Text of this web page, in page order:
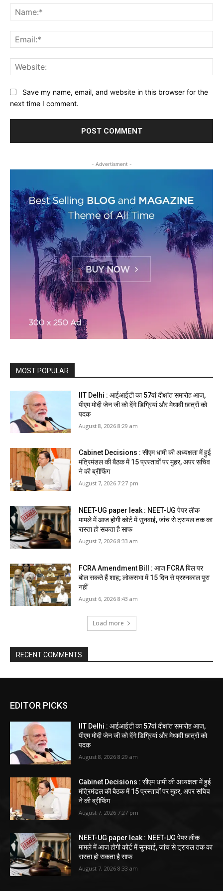
Save my name, email, and website in this browser for the
next time I comment.
- Advertisment -
MOST POPULAR
IIT Delhi : आईआईटी का 57वां दीक्षांत समारोह आज,
पीएम मोदी जेन जी को देंगे डिग्रियां और मेधावी छात्रों को
पदक
August 8, 2026 8:29 am
Cabinet Decisions : सीएम धामी की अध्यक्षता में हुई
मंत्रिमंडल की बैठक में 15 प्रस्तावों पर मुहर, अपर सचिव
ने की ब्रीफिंग
August 7, 2026 7:27 pm
NEET-UG paper leak : NEET-UG पेपर लीक
मामले में आज होगी कोर्ट में सुनवाई, जांच से ट्रायल तक का
रास्ता हो सकता है साफ
August 7, 2026 8:33 am
FCRA Amendment Bill : आज FCRA बिल पर
बोल सकते हैं शाह; लोकसभा में 15 दिन से प्रश्नकाल पूरा
नहीं
August 6, 2026 8:43 am
Load more
RECENT COMMENTS
EDITOR PICKS
IIT Delhi : आईआईटी का 57वां दीक्षांत समारोह आज,
पीएम मोदी जेन जी को देंगे डिग्रियां और मेधावी छात्रों को
पदक
August 8, 2026 8:29 am
Cabinet Decisions : सीएम धामी की अध्यक्षता में हुई
मंत्रिमंडल की बैठक में 15 प्रस्तावों पर मुहर, अपर सचिव
ने की ब्रीफिंग
August 7, 2026 7:27 pm
NEET-UG paper leak : NEET-UG पेपर लीक
मामले में आज होगी कोर्ट में सुनवाई, जांच से ट्रायल तक का
रास्ता हो सकता है साफ
August 7, 2026 8:33 am